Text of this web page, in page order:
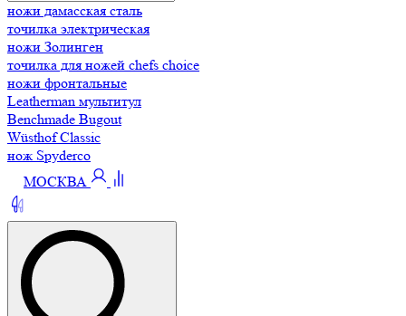
ножи дамасская сталь
точилка электрическая
ножи Золинген
точилка для ножей chefs choice
ножи фронтальные
Leatherman мультитул
Benchmade Bugout
Wüsthof Classic
нож Spyderco
МОСКВА